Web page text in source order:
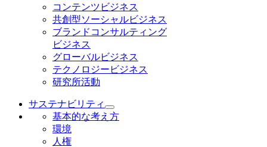
コンテンツビジネス
共創型ソーシャルビジネス
ブランドコンサルティング
ビジネス
グローバルビジネス
テクノロジービジネス
研究所活動
サステナビリティ
基本的な考え方
環境
人権